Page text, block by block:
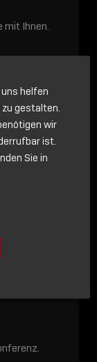
mit Ihnen.
gerne eine
helfen
gestalten.
wir
ist.
Sie in